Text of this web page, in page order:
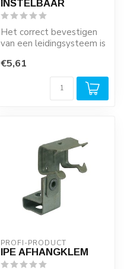
INSTELBAAR
Het correct bevestigen
van een leidingsysteem is
rekeni...
€5,61
PROFI-PRODUCT
IPE AFHANGKLEM